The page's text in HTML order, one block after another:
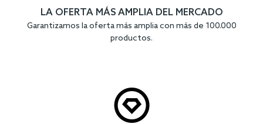
LA OFERTA MÁS AMPLIA DEL MERCADO
Garantizamos la oferta más amplia con más de 100.000
productos.